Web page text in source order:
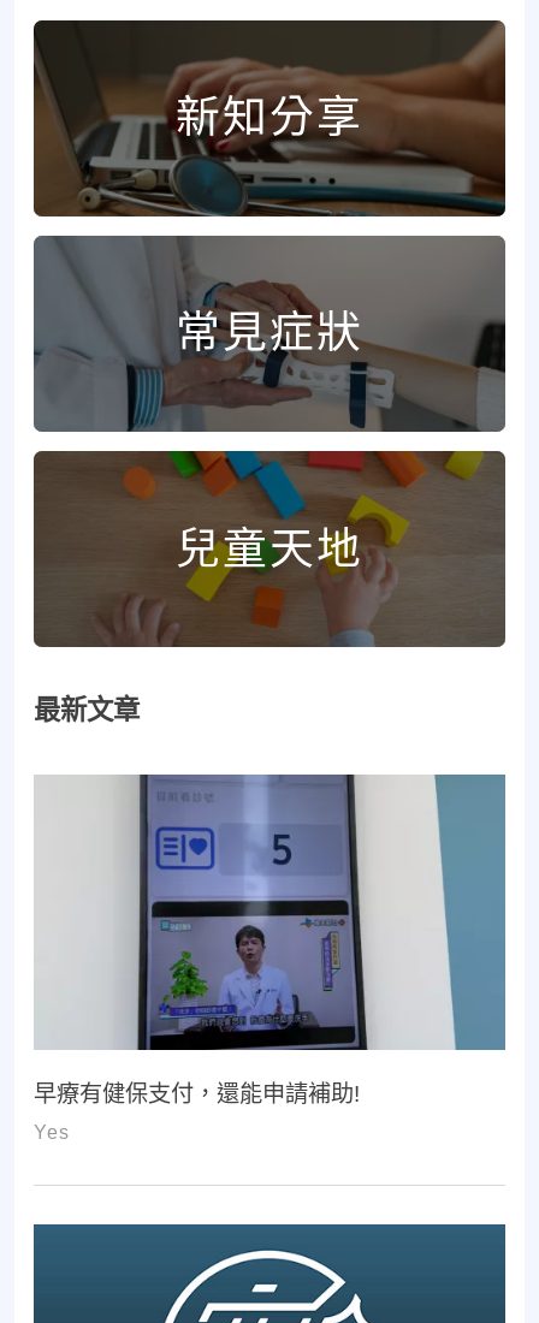
新知分享
常見症狀
兒童天地
最新文章
早療有健保支付，還能申請補助!
Yes